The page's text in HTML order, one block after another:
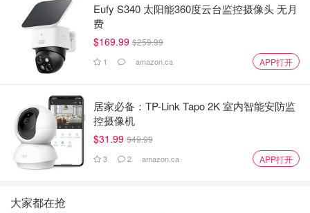
Eufy S340 太阳能360度云台监控摄像头 无月
费
$169.99 $259.99
1 amazon.ca APP打开
居家必备：TP-Link Tapo 2K 室内智能安防监
控摄像机
$31.99 $49.99
3 2 amazon.ca APP打开
大家都在抢